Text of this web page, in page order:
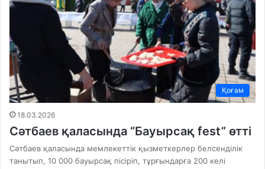
Қоғам
18.03.2026
Сәтбаев қаласында “Бауырсақ fest” өтті
Сәтбаев қаласында мемлекеттік қызметкерлер белсенділік
танытып, 10 000 бауырсақ пісіріп, тұрғындарға 200 келі